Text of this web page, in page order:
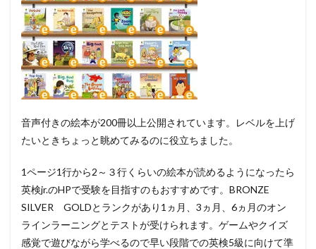
音声付きの絵本が200冊以上公開されています。レベルを上げ
たいときちょっと眺めてみるのに役立ちました。
1ページ1行から2～３行くらいの絵本が読めるようになったら
英検jr.のHPで受験を目指すのもおすすめです。BRONZE
SILVER GOLDとランクがあり1ヵ月、3ヵ月、6ヵ月のオン
ラインラーニングとテストが受けられます。ゲームやクイズ
感覚で遊びながら学べるので早い段階での英検5級に向けて準